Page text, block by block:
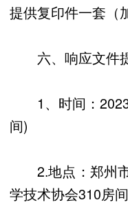
提供复印件一套（
六、响应文件
1、时间：2023
间)
2.地点：郑州市
学技术协会310房间